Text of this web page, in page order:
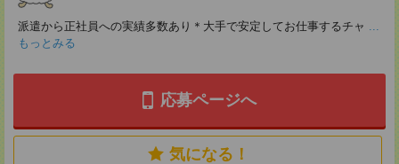
派遣から正社員への実績多数あり＊大手で安定してお仕事するチャ ...
もっとみる
応募ページへ
気になる！